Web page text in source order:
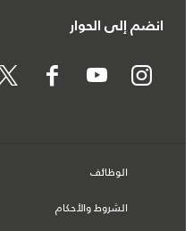
انضم إلى الحوار
الوظائف
الشروط والأحكام